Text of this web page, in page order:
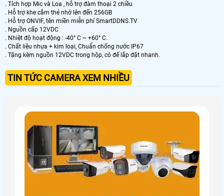
. Tích hợp Mic và Loa , hỗ trợ đàm thoại 2 chiều
. Hỗ trợ khe cắm thẻ nhớ lên đến 256GB
. Hỗ trợ ONVIF, tên miền miễn phí SmartDDNS.TV
. Nguồn cấp 12VDC
. Nhiệt độ hoạt động : -40° C ~ +60° C.
. Chất liệu nhựa + kim loại, Chuẩn chống nước IP67
. Tặng kèm nguồn 12VDC trong hộp, có đế lắp đặt nhanh.
TIN TỨC CAMERA XEM NHIỀU